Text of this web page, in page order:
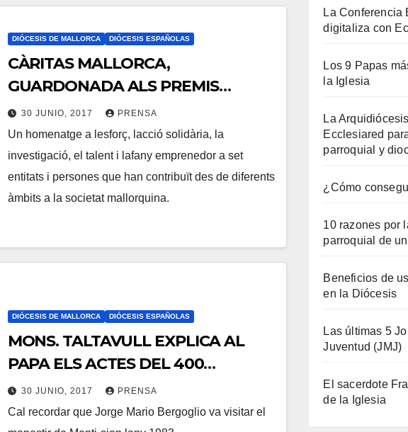
C
M
E
N
A
R
I
O
DIÓCESIS DE MALLORCA DIÓCESIS ESPAÑOLAS
CÀRITAS MALLORCA,
GUARDONADA ALS PREMIS
DIARIO DE MALLORCA 2017 PER LA
SEVA TRAJECTÒRIA
ACOMPANYANT A LES PERSONES
30 JUNIO, 2017 PRENSA
N
O
H
A
O
N
T
A
I
Un homenatge a lesforç, lacció solidària, la
investigació, el talent i lafany emprenedor a set
entitats i persones que han contribuït des de diferents
àmbits a la societat mallorquina.
DIÓCESIS DE MALLORCA DIÓCESIS ESPAÑOLAS
MONS. TALTAVULL EXPLICA AL
PAPA ELS ACTES DEL 400
ANIVERSARI DE LA MORT DE SANT
ALONSO RODRÍGUEZ
30 JUNIO, 2017 PRENSA
N
Cal recordar que Jorge Mario Bergoglio va visitar el
La Conferencia
digitaliza con
Los 9 Papas
la Iglesia
La
Ecclesiared
parroquial y
¿Cómo
10 razones por
parroquial de
Beneficios de
en la Diócesis
Las últimas 5
Juventud (JMJ)
El sacerdote
de la Iglesia